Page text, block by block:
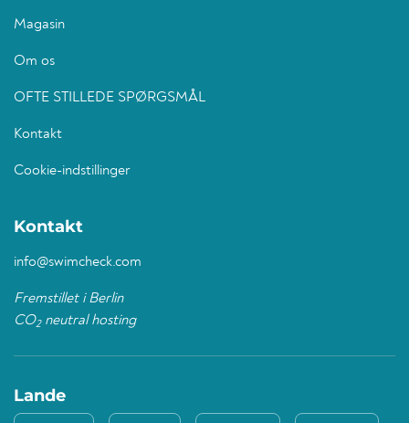
Magasin
Om os
OFTE STILLEDE SPØRGSMÅL
Kontakt
Cookie-indstillinger
Kontakt
info@swimcheck.com
Fremstillet i Berlin
CO2neutral hosting
Lande